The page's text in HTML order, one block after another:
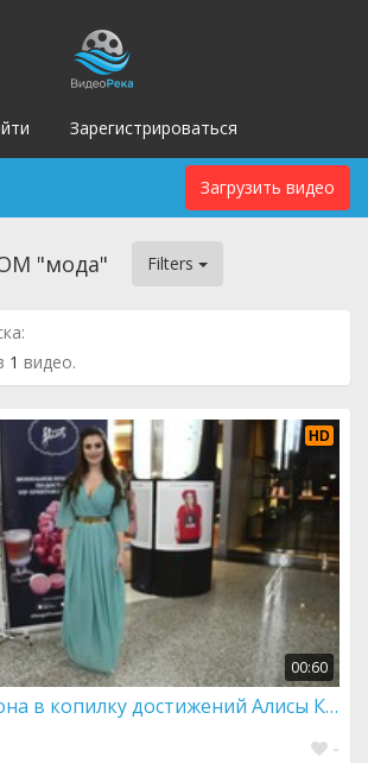
Зарегистрироваться
Загрузить видео
"мода" Filters
1 видео.
HD
00:60
Ещё одна корона в копилку достижений Алисы Котельниковой
-